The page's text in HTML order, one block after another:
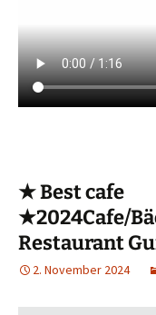
★ Best cafe
★2024Cafe/
Restaurant
2. November 2024